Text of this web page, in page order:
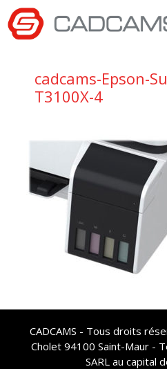
Aller
au
contenu
cadcams-Epson-
T3100X-4
CADCAMS - Tous droits
Cholet 94100 Saint-Maur -
SARL au capital